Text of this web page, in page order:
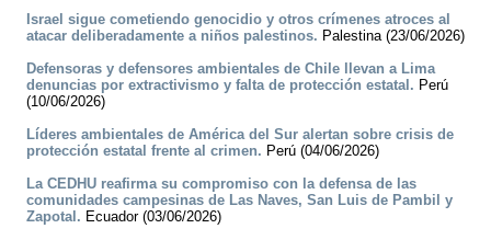
Israel sigue cometiendo genocidio y otros crímenes atroces al
atacar deliberadamente a niños palestinos. Palestina (23/06/2026)
Defensoras y defensores ambientales de Chile llevan a Lima
denuncias por extractivismo y falta de protección estatal. Perú
(10/06/2026)
Líderes ambientales de América del Sur alertan sobre crisis de
protección estatal frente al crimen. Perú (04/06/2026)
La CEDHU reafirma su compromiso con la defensa de las
comunidades campesinas de Las Naves, San Luis de Pambil y
Zapotal. Ecuador (03/06/2026)